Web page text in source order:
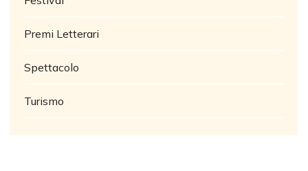
Premi Letterari
Spettacolo
Turismo